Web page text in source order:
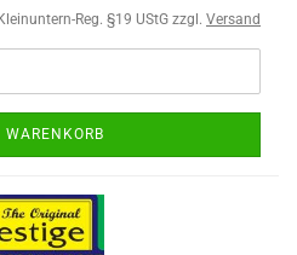
Reg. §19 UStG zzgl. Versand
WARENKORB